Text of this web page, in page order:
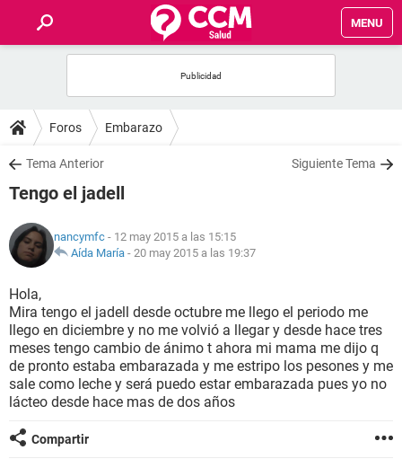
MENU
FOROS
SALUD
FAMILIA
NUTRICIÓN
BIENESTAR
SEXUALIDAD
GLOSARIO
Foros Embarazo
Tema Anterior Siguiente Tema
Tengo el jadell
nancymfc - 12 may 2015 a las 15:15
Aída María - 20 may 2015 a las 19:37
Hola,
Mira tengo el jadell desde octubre me llego el periodo me
llego en diciembre y no me volvió a llegar y desde hace tres
meses tengo cambio de ánimo t ahora mi mama me dijo q
de pronto estaba embarazada y me estripo los pesones y me
sale como leche y será puedo estar embarazada pues yo no
lácteo desde hace mas de dos años
Compartir